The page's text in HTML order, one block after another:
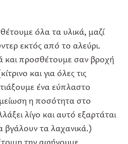
όλα τα υλικά, μαζί
εκτός από το αλεύρι.
και προσθέτουμε σαν βροχή
και για όλες τις
ένα εύπλαστο
η ποσότητα στο
λίγο και αυτό εξαρτάται
τα λαχανικά.)